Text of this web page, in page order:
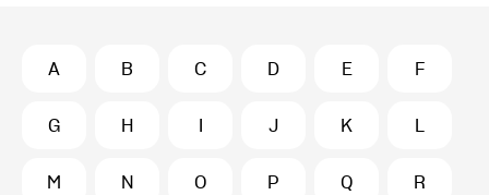
A B C D E F
G H I J K L
M N O P Q R